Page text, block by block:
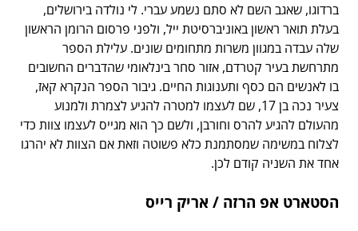
ברדוגו, שאגב השם לא סתם נשמע עברי. לי נולדה בירושלים,
בעלת תואר ראשון באוניברסיטת ייל, ולפני פרסום הרומן הראשון
שלה עבדה במגוון משרות מתחומים שונים. עלילת הספר
מתרחשת בעיר קטרדם, אזור סחר בינלאומי שהדברים החשובים
בו לאנשים הם כסף ותענוגות החיים. גיבור הספר הנקרא קאז,
צעיר נכה בן 17, שם לעצמו למטרה להגיע לצמרת ולמנוע
מהעולם להגיע להרס וחורבן, ולשם כך הוא מגייס לעצמו צוות כדי
לצלוח במשימה שמסתמנת כלא פשוטה וזאת אם הצוות לא יהרגו
אחד את השניה קודם לכן.
הסטארט אפ הרזה / אריק רייס